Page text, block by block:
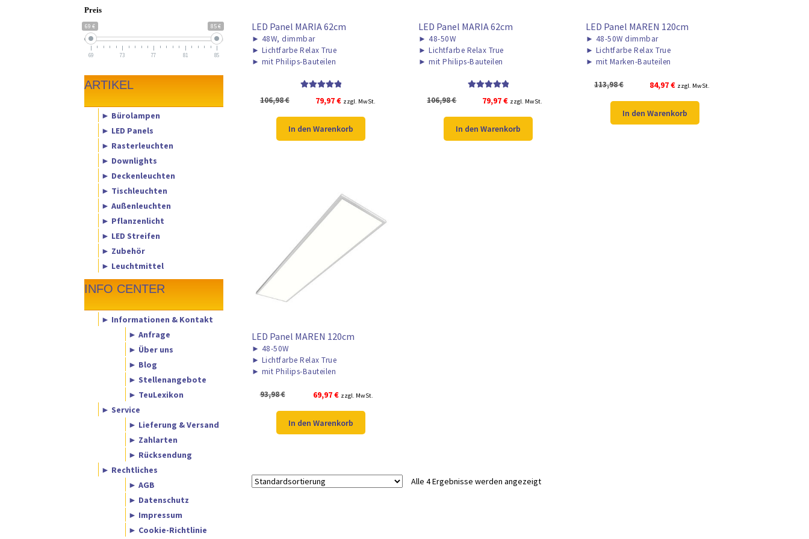
LED Panel MARIA 62cm
► 48W, dimmbar
► Lichtfarbe Relax True
► mit Philips-Bauteilen
von 5
106,98€
Ursprünglicher
war:
106,98 €
79,97€Aktueller
ist:
79,97 €.
zzgl. MwSt.
In den Warenkorb
LED Panel MARIA 62cm
► 48-50W
► Lichtfarbe Relax True
► mit Philips-Bauteilen
von 5
106,98€
Ursprünglicher
war:
106,98 €
79,97€Aktueller
ist:
79,97 €.
zzgl. MwSt.
In den Warenkorb
LED Panel MAREN 120cm
► 48-50W dimmbar
► Lichtfarbe Relax True
► mit Marken-Bauteilen
113,98€
Ursprünglicher
war:
113,98 €
84,97€Aktueller
ist:
84,97 €.
zzgl. MwSt.
In den Warenkorb
LED Panel MAREN 120cm
► 48-50W
► Lichtfarbe Relax True
► mit Philips-Bauteilen
93,98€
Ursprünglicher
war:
93,98 €
69,97€Aktueller
ist:
69,97 €.
zzgl. MwSt.
In den Warenkorb
Alle 4 Ergebnisse werden angezeigt
Preis
69 € 85 €
69 73 77 81 85
ARTIKEL
► Bürolampen
► LED Panels
► Rasterleuchten
► Downlights
► Deckenleuchten
► Tischleuchten
► Außenleuchten
► Pflanzenlicht
► LED Streifen
► Zubehör
► Leuchtmittel
INFO CENTER
► Informationen & Kontakt
► Anfrage
► Über uns
► Blog
► Stellenangebote
► TeuLexikon
► Service
► Lieferung & Versand
► Zahlarten
► Rücksendung
► Rechtliches
► AGB
► Datenschutz
► Impressum
► Cookie-Richtlinie